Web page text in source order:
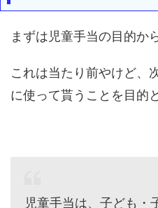
まずは児童手当の目的か
これは当たり前やけど、
に使って貰うことを目的
児童手当は、子ども・